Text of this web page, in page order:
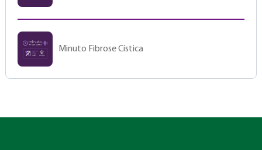
Minuto Fibrose Cística